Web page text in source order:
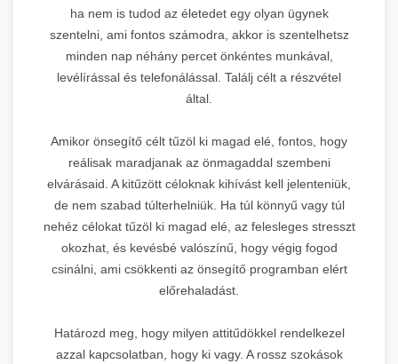
ha nem is tudod az életedet egy olyan ügynek
szentelni, ami fontos számodra, akkor is szentelhetsz
minden nap néhány percet önkéntes munkával,
levélírással és telefonálással. Találj célt a részvétel
által.
Amikor önsegítő célt tűzöl ki magad elé, fontos, hogy
reálisak maradjanak az önmagaddal szembeni
elvárásaid. A kitűzött céloknak kihívást kell jelenteniük,
de nem szabad túlterhelniük. Ha túl könnyű vagy túl
nehéz célokat tűzöl ki magad elé, az felesleges stresszt
okozhat, és kevésbé valószínű, hogy végig fogod
csinálni, ami csökkenti az önsegítő programban elért
előrehaladást.
Határozd meg, hogy milyen attitűdökkel rendelkezel
azzal kapcsolatban, hogy ki vagy. A rossz szokások